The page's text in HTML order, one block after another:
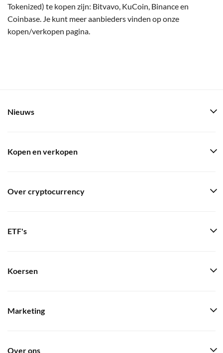
Tokenized) te kopen zijn: Bitvavo, KuCoin, Binance en
Coinbase. Je kunt meer aanbieders vinden op onze
kopen/verkopen pagina.
Nieuws
Kopen en verkopen
Over cryptocurrency
ETF's
Koersen
Marketing
Over ons